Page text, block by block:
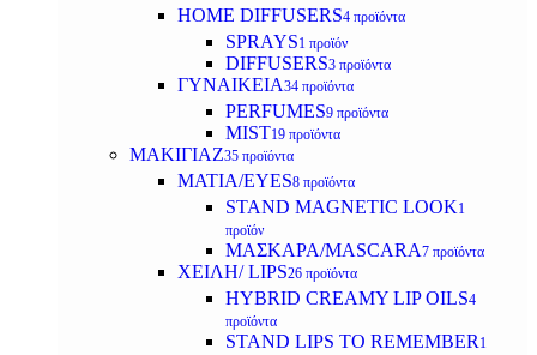
HOME DIFFUSERS4 προϊόντα
SPRAYS1 προϊόν
DIFFUSERS3 προϊόντα
ΓΥΝΑΙΚΕΙΑ34 προϊόντα
PERFUMES9 προϊόντα
MIST19 προϊόντα
ΜΑΚΙΓΙΑΖ35 προϊόντα
ΜΑΤΙΑ/EYES8 προϊόντα
STAND MAGNETIC LOOK1
προϊόν
ΜΑΣΚΑΡΑ/MASCARA7 προϊόντα
ΧΕΙΛΗ/ LIPS26 προϊόντα
HYBRID CREAMY LIP OILS4
προϊόντα
STAND LIPS TO REMEMBER 1